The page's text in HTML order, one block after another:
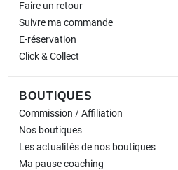
Faire un retour
Suivre ma commande
E-réservation
Click & Collect
BOUTIQUES
Commission / Affiliation
Nos boutiques
Les actualités de nos boutiques
Ma pausecoaching